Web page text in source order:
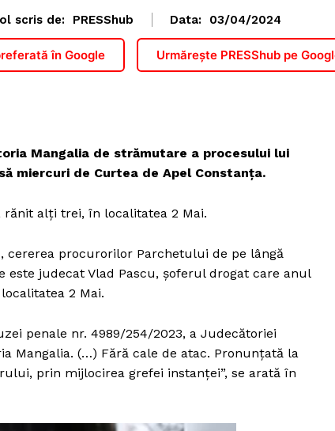
scris de: PRESShub Data: 03/04/2024
în Google Urmărește PRESShub pe
Mangalia de strămutare a procesului lui
miercuri de Curtea de Apel Constanța.
alţi trei, în localitatea 2 Mai.
cererea procurorilor Parchetului de pe lângă
judecat Vlad Pascu, şoferul drogat care anul
2 Mai.
penale nr. 4989/254/2023, a Judecătoriei
Mangalia. (…) Fără cale de atac. Pronunţată la
prin mijlocirea grefei instanţei”, se arată în